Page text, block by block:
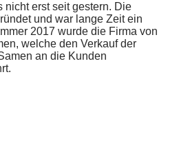
nicht erst seit gestern. Die
und war lange Zeit ein
2017 wurde die Firma von
welche den Verkauf der
an die Kunden